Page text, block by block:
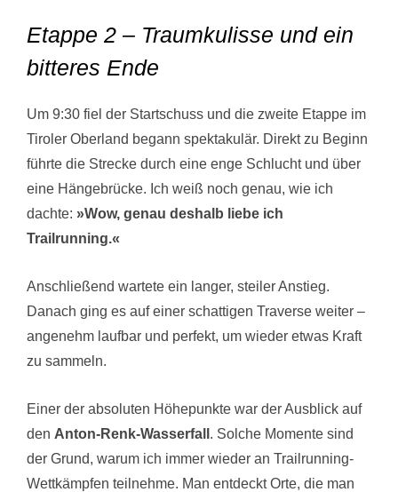
Etappe 2 – Traumkulisse und ein
bitteres Ende
Um 9:30 fiel der Startschuss und die zweite Etappe im
Tiroler Oberland begann spektakulär. Direkt zu Beginn
führte die Strecke durch eine enge Schlucht und über
eine Hängebrücke. Ich weiß noch genau, wie ich
dachte: »Wow, genau deshalb liebe ich
Trailrunning.«
Anschließend wartete ein langer, steiler Anstieg.
Danach ging es auf einer schattigen Traverse weiter –
angenehm laufbar und perfekt, um wieder etwas Kraft
zu sammeln.
Einer der absoluten Höhepunkte war der Ausblick auf
den Anton-Renk-Wasserfall . Solche Momente sind
der Grund, warum ich immer wieder an Trailrunning-
Wettkämpfen teilnehme. Man entdeckt Orte, die man